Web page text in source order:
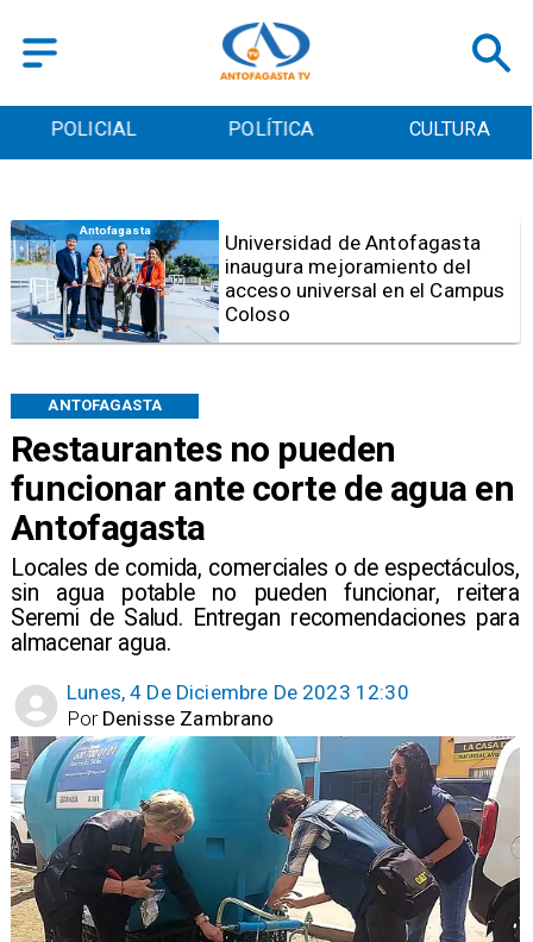
POLICIAL POLÍTICA CULTURA
Restaurantes no pueden
funcionar ante corte de agua en
Antofagasta
Locales de comida, comerciales o de espectáculos,
sin agua potable no pueden funcionar, reitera
Seremi de Salud. Entregan recomendaciones para
almacenar agua.
ANTOFAGASTA
Lunes, 4 De Diciembre De 2023 12:30
Denisse Zambrano
Por
Antofagasta
Foco de Aedes Aegypti:
Entierran "Pantano Urbano"
ubicado a pasos de la
Municipalidad de Antofagasta